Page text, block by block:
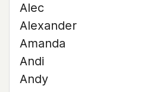
Alec
Alexander
Amanda
Andi
Andy